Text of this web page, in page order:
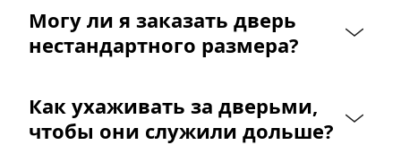
Могу ли я заказать дверь
нестандартного размера?
Как ухаживать за дверьми,
чтобы они служили дольше?